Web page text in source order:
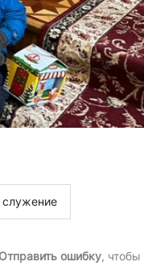
Отправить ошибку, чтобы